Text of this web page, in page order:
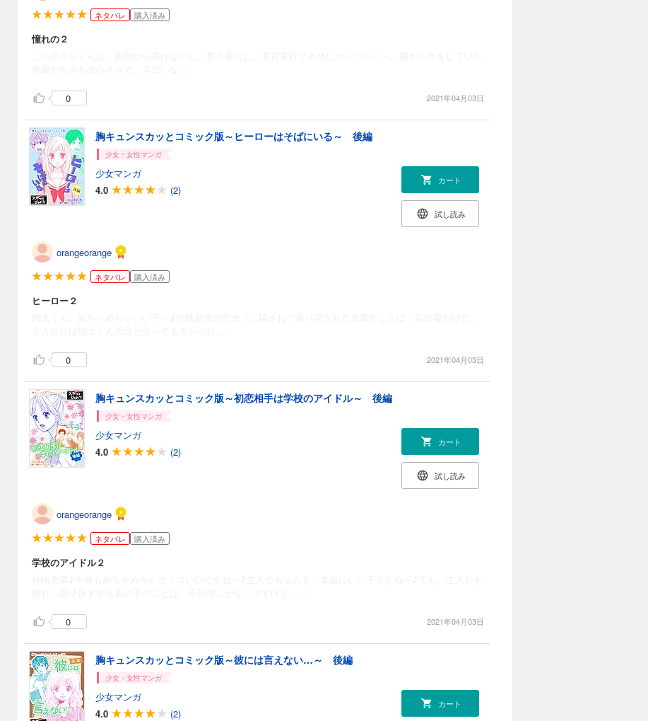
ネタバレ 購入済み
憧れの２
0 2021年04月03日
胸キュンスカッとコミック版～ヒーローはそばにいる～ 後編
少女・女性マンガ
少女マンガ
4.0
(2)
カート
試し読み
orangeorange
ネタバレ 購入済み
ヒーロー２
0 2021年04月03日
胸キュンスカッとコミック版～初恋相手は学校のアイドル～ 後編
少女・女性マンガ
少女マンガ
4.0
(2)
カート
試し読み
orangeorange
ネタバレ 購入済み
学校のアイドル２
0 2021年04月03日
胸キュンスカッとコミック版～彼には言えない…～ 後編
少女・女性マンガ
少女マンガ
4.0
(2)
カート